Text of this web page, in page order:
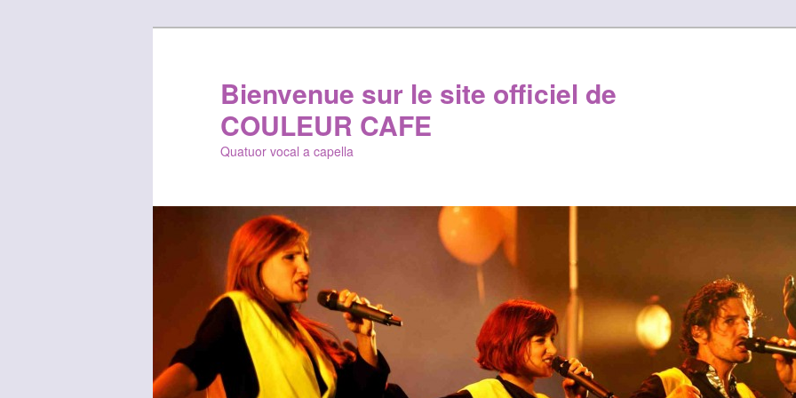
Bienvenue sur le site officiel de
COULEUR CAFE
Quatuor vocal a capella